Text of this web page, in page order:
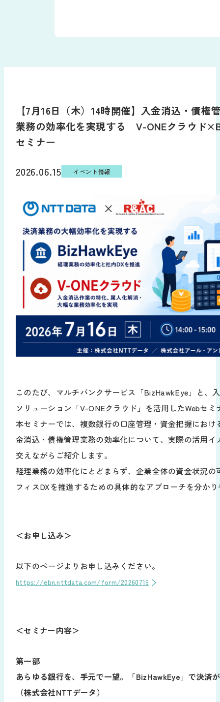
BizHawkEyeについて
機能
接続金融機関
料金・プラン
導入事例
導入をお考えの方へ
導入の流れ
サポート
よくあるご質問
動作環境
販売代理店募集
お知らせ
新規/変更申し込み
ログイン
【7月16日（木）14時開催】入金消込・債権
業務の効率化を実現する V-ONEクラウド
セミナー
2026.06.15 イベント情報
このたび、マルチバンクサービス「BizHawkEye」と、
ソリューション「V-ONEクラウド」を活用したWebセ
本セミナーでは、複数銀行の口座管理・資金把握におけ
金消込・債権管理業務の効率化について、実際の活用イ
交えながらご紹介します。
経理業務の効率化にとどまらず、企業全体の資金状況の
フィスDXを推進するための具体的なアプローチを分か
＜お申し込み＞
以下のページよりお申し込みください。
https://ebn.nttdata.com/form/20260716
＜セミナー内容＞
第一部
あらゆる銀行を、手元で一望。「BizHawkEye」で決済
（株式会社NTTデータ）